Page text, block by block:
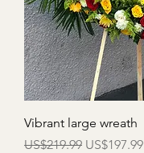
Vibrant large wreath
一般價格
US$219.99 促銷價格
US$197.99